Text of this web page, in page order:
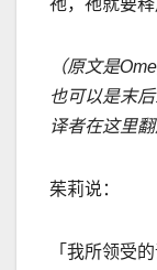
（原文是
也可以是末
译者在这里
茱莉说：
「我所领受